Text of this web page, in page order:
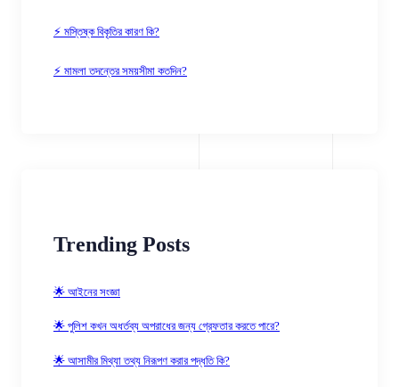
⚡ মস্তিষ্ক বিকৃতির কারণ কি?
⚡ মামলা তদন্তের সময়সীমা কতদিন?
Trending Posts
🌟 আইনের সংজ্ঞা
🌟 পুলিশ কখন অধর্তব্য অপরাধের জন্য গ্রেফতার করতে পারে?
🌟 আসামীর মিথ্যা তথ্য নিরূপণ করার পদ্ধতি কি?